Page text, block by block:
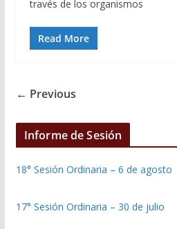
través de los organismos
Read More
← Previous
Informe de Sesión
18° Sesión Ordinaria – 6 de agosto
17° Sesión Ordinaria – 30 de julio